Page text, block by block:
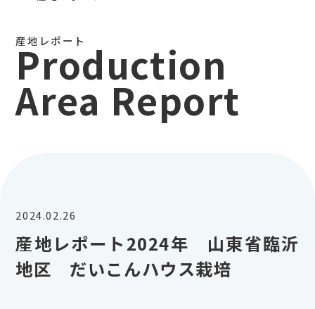
産地レポート
Production
Area Report
2024.02.26
産地レポート2024年 山東省臨沂
地区 だいこんハウス栽培